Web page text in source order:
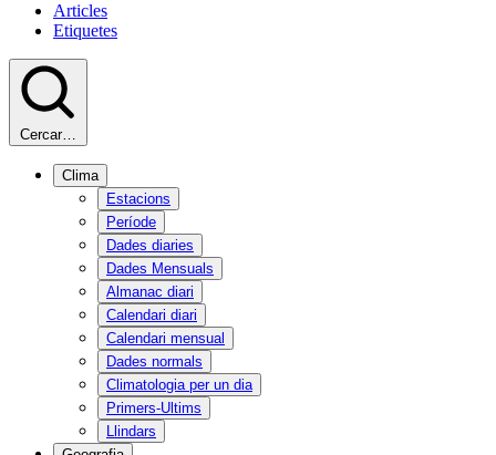
Articles
Etiquetes
Cercar…
Clima
Estacions
Període
Dades diaries
Dades Mensuals
Almanac diari
Calendari diari
Calendari mensual
Dades normals
Climatologia per un dia
Primers-Ultims
Llindars